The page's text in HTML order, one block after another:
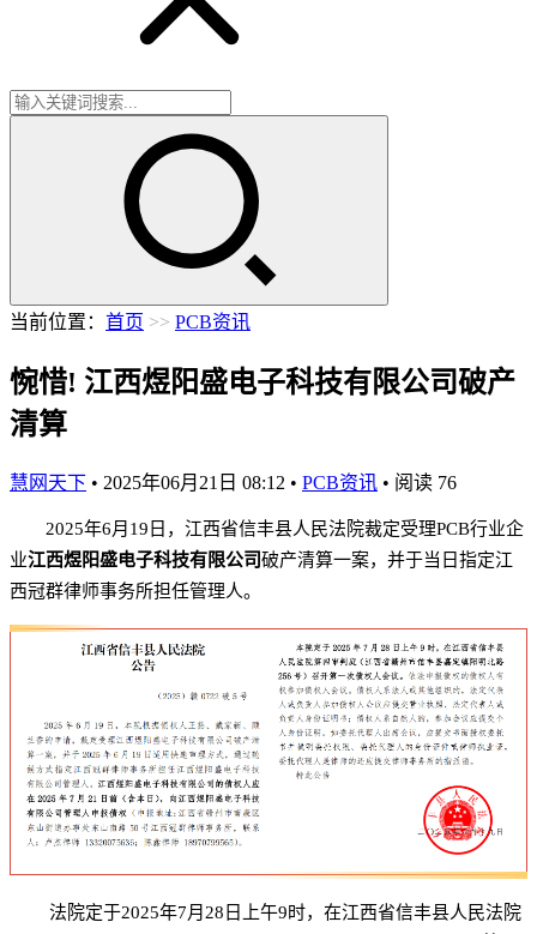
当前位置： 首页 >> PCB资讯
惋惜! 江西煜阳盛电子科技有限公司破产
清算
慧网天下 • 2025年06月21日 08:12 • PCB资讯 • 阅读 76
2025年6月19日，江西省信丰县人民法院裁定受理PCB行业企
业江西煜阳盛电子科技有限公司 破产清算一案，并于当日指定江
西冠群律师事务所担任管理人。
法院定于2025年7月28日上午9时，在江西省信丰县人民法院